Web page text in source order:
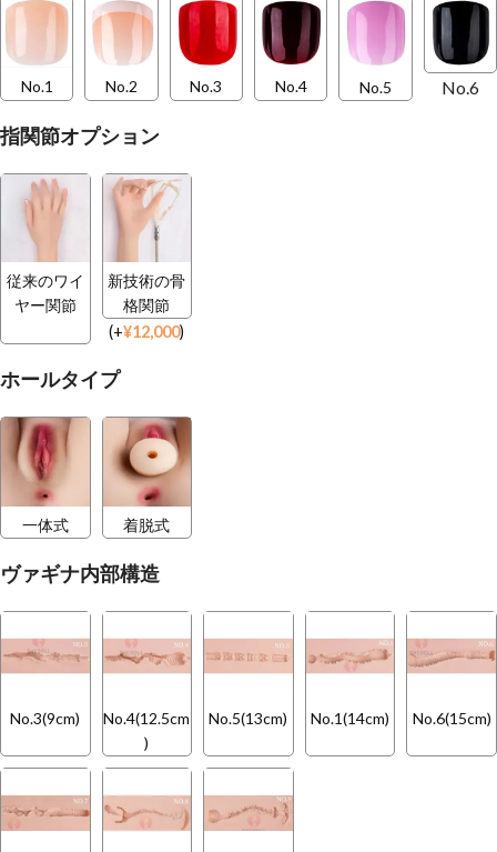
No.1 No.2 No.3 No.4 No.5 No.6
指関節オプション
従来のワイ
ヤー関節
新技術の骨
格関節
(+¥12,000)
ホールタイプ
一体式 着脱式
ヴァギナ内部構造
No.3(9cm)
No.4(12.5cm
)
No.5(13cm) No.1(14cm) No.6(15cm)